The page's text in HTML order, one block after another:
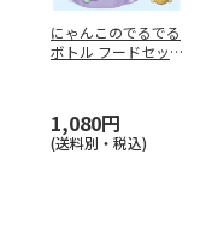
にゃんこのでるでる
ボトル フードセッ
1,080円
(送料別・税込)